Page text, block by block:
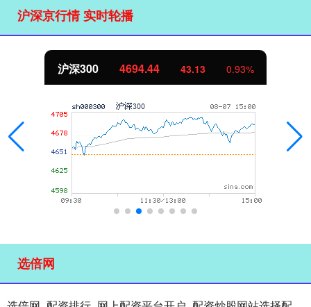
沪深京行情 实时轮播
沪深300 4694.44 43.13 0.93%
选倍网